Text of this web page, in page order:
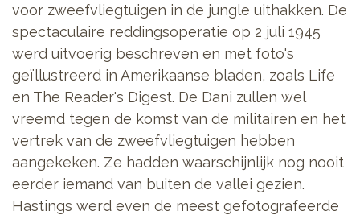
voor zweefvliegtuigen in de jungle uithakken. De
spectaculaire reddingsoperatie op 2 juli 1945
werd uitvoerig beschreven en met foto's
geïllustreerd in Amerikaanse bladen, zoals Life
en The Reader's Digest. De Dani zullen wel
vreemd tegen de komst van de militairen en het
vertrek van de zweefvliegtuigen hebben
aangekeken. Ze hadden waarschijnlijk nog nooit
eerder iemand van buiten de vallei gezien.
Hastings werd even de meest gefotografeerde